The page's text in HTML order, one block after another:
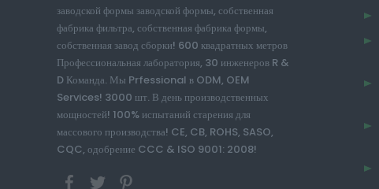
заводской формы заводской формы, собственная
фабрика фильтра, собственная фабрика формы,
собственная завод сборки! 600 квадратных метров
Профессиональная лаборатория, 30 инженеров R &
D Команда. Мы Prfessional в ODM, OEM
Services! 3000 шт. В день производственных
мощностей! 100% испытаний старения для
массового производства! CE, CB, ROHS, SASO,
CQC, одобрение CCC & ISO 9001: 2008!